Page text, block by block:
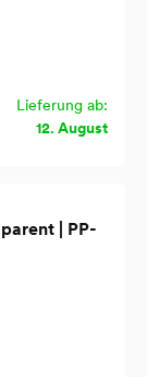
Lieferung ab:
12. August
| PP-